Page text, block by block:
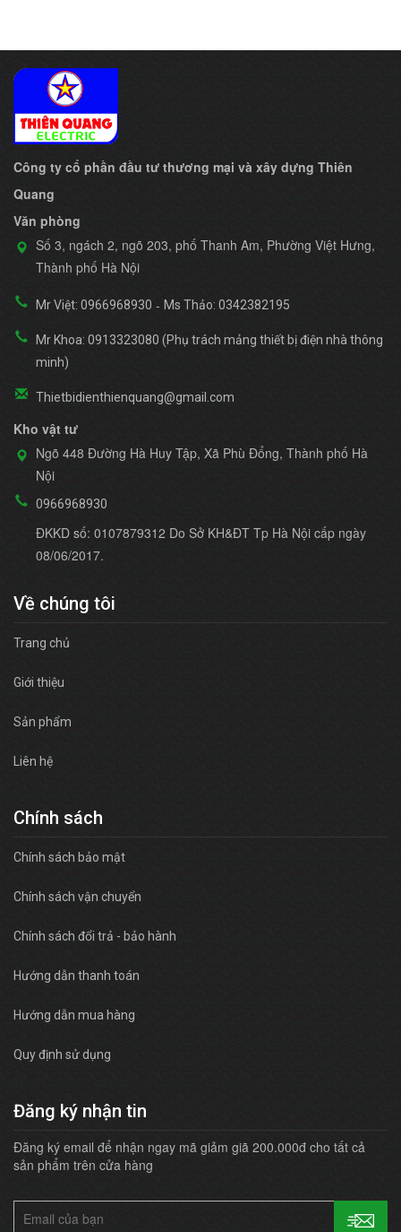
Công ty cổ phần đầu tư thương mại và xây dựng Thiên
Quang
Văn phòng
Số 3, ngách 2, ngõ 203, phố Thanh Am, Phường Việt Hưng,
Thành phố Hà Nội
Mr Việt: 0966968930 - Ms Thảo: 0342382195
Mr Khoa: 0913323080 (Phụ trách mảng thiết bị điện nhà thông
minh)
Thietbidienthienquang@gmail.com
Kho vật tư
Ngõ 448 Đường Hà Huy Tập, Xã Phù Đổng, Thành phố Hà
Nội
0966968930
ĐKKD số: 0107879312 Do Sở KH&ĐT Tp Hà Nội cấp ngày
08/06/2017.
Về chúng tôi
Trang chủ
Giới thiệu
Sản phẩm
Liên hệ
Chính sách
Chính sách bảo mật
Chính sách vận chuyển
Chính sách đổi trả - bảo hành
Hướng dẫn thanh toán
Hướng dẫn mua hàng
Quy định sử dụng
Đăng ký nhận tin
Đăng ký email để nhận ngay mã giảm giã 200.000đ cho tất cả
sản phẩm trên cửa hàng